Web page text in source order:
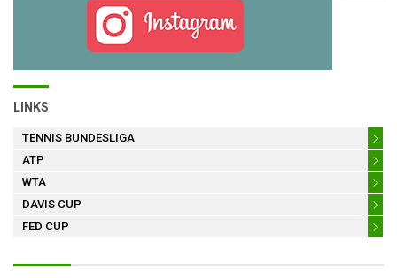
LINKS
TENNIS BUNDESLIGA
ATP
WTA
DAVIS CUP
FED CUP